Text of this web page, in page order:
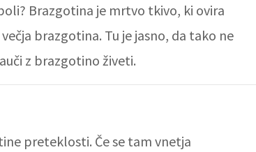
Brazgotina je mrtvo tkivo, ki ovira
brazgotina. Tu je jasno, da tako ne
z brazgotino živeti.
preteklosti. Če se tam vnetja